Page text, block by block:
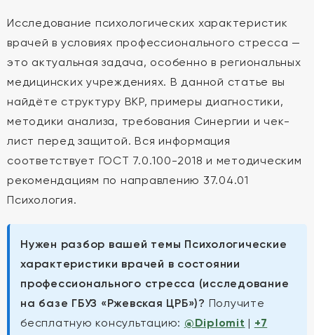
Исследование психологических характеристик
врачей в условиях профессионального стресса —
это актуальная задача, особенно в региональных
медицинских учреждениях. В данной статье вы
найдёте структуру ВКР, примеры диагностики,
методики анализа, требования Синергии и чек-
лист перед защитой. Вся информация
соответствует ГОСТ 7.0.100-2018 и методическим
рекомендациям по направлению 37.04.01
Психология.
Нужен разбор вашей темы Психологические
характеристики врачей в состоянии
профессионального стресса (исследование
на базе ГБУЗ «Ржевская ЦРБ»)? Получите
бесплатную консультацию: @Diplomit | +7